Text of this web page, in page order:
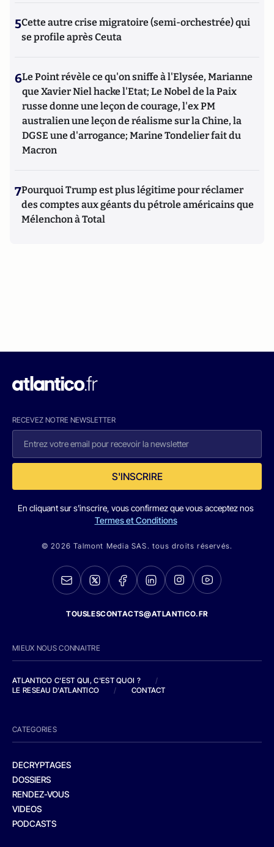
5Cette autre crise migratoire (semi-orchestrée) qui
se profile après Ceuta
6Le Point révèle ce qu'on sniffe à l'Elysée, Marianne
que Xavier Niel hacke l'Etat; Le Nobel de la Paix
russe donne une leçon de courage, l'ex PM
australien une leçon de réalisme sur la Chine, la
DGSE une d'arrogance; Marine Tondelier fait du
Macron
7Pourquoi Trump est plus légitime pour réclamer
des comptes aux géants du pétrole américains que
Mélenchon à Total
RECEVEZ NOTRE NEWSLETTER
S'INSCRIRE
En cliquant sur s'inscrire, vous confirmez que vous acceptez nos
Termes et Conditions
© 2026 Talmont Media SAS. tous droits réservés.
TOUSLESCONTACTS@ATLANTICO.FR
MIEUX NOUS CONNAITRE
ATLANTICO C'EST QUI, C'EST QUOI ?
/
LE RESEAU D'ATLANTICO
/ CONTACT
CATEGORIES
DECRYPTAGES
DOSSIERS
RENDEZ-VOUS
VIDEOS
PODCASTS